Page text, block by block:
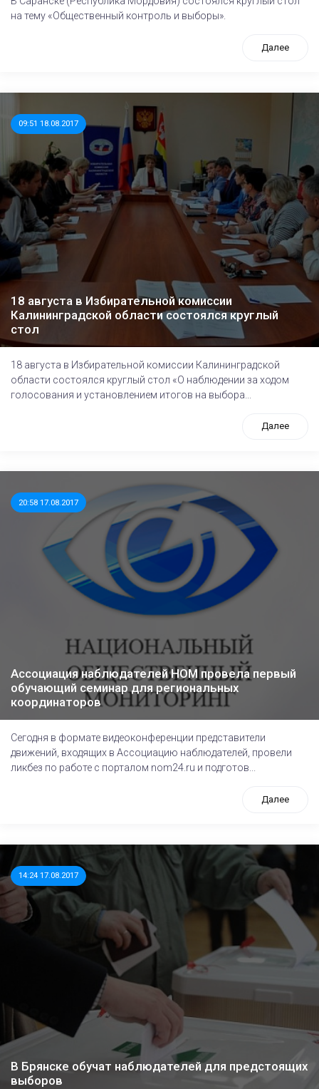
на тему «Общественный контроль и выборы».
Далее
09:51 18.08.2017
18 августа в Избирательной комиссии
Калининградской области состоялся круглый
стол
18 августа в Избирательной комиссии Калининградской
области состоялся круглый стол «О наблюдении за ходом
голосования и установлением итогов на выбора...
Далее
20:58 17.08.2017
Ассоциация наблюдателей НОМ провела первый
обучающий семинар для региональных
координаторов
Сегодня в формате видеоконференции представители
движений, входящих в Ассоциацию наблюдателей, провели
ликбез по работе с порталом nom24.ru и подготов...
Далее
14:24 17.08.2017
В Брянске обучат наблюдателей для предстоящих
выборов